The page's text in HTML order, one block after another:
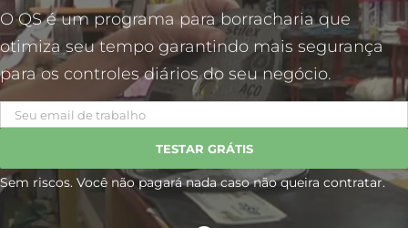
O QS é um programa para borracharia que
otimiza seu tempo garantindo mais segurança
para os controles diários do seu negócio.
Sem riscos. Você não pagará nada caso não queira contratar.